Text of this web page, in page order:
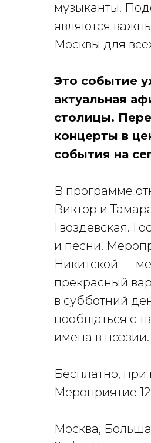
музыканты.
являются
Москвы для
Это событие
актуальная
столицы.
концерты в
события на
В программе
Виктор и
Гвоздевская.
и песни.
Никитской —
прекрасный
в субботний
пообщаться с
имена в поэзии.
Бесплатно, при
Мероприятие
Москва,